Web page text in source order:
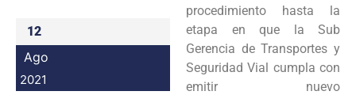
12
Ago
2021
procedimiento hasta la
etapa en que la Sub
Gerencia de Transportes y
Seguridad Vial cumpla con
emitir nuevo